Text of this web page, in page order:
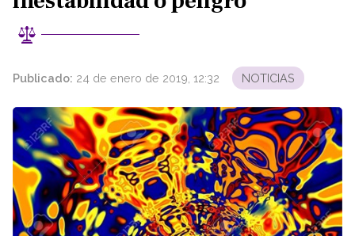
Publicado: 24 de enero de 2019, 12:32 NOTICIAS